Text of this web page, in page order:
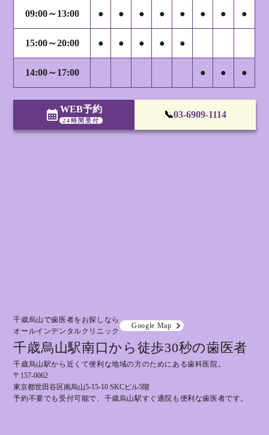
09:00～13:00 ● ● ● ● ● ● ● ●
15:00～20:00 ● ● ● ● ●
14:00～17:00 ● ● ●
calendar_month WEB予約
24時間受付
📞03-6909-1114
千歳烏山で歯医者をお探しなら
オールインデンタルクリニック
Google Map
千歳烏山駅南口から徒歩30秒の歯医者
千歳烏山駅から近くて便利な地域の方のためにある歯科医院。
〒157-0062
東京都世田谷区南烏山5-15-10 SKCビル5階
予約不要でも受付可能で、千歳烏山駅すぐ通院も便利な歯医者です。